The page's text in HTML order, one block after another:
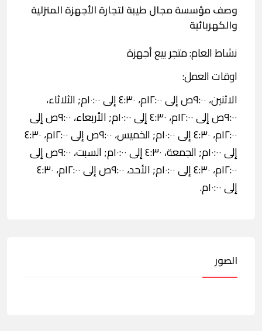
وصف مؤسسة مجال طيبة لتجارة الأجهزة المنزلية
والكهربائية
نشاط العام: متجر بيع أجهزة
اوقات العمل:
الاثنين، ٩:٠٠ص إلى ١٢:٠٠م، ٤:٣٠ إلى ١٠:٠٠م; الثلاثاء،
٩:٠٠ص إلى ١٢:٠٠م، ٤:٣٠ إلى ١٠:٠٠م; الأربعاء، ٩:٠٠ص إلى
١٢:٠٠م، ٤:٣٠ إلى ١٠:٠٠م; الخميس، ٩:٠٠ص إلى ١٢:٠٠م، ٤:٣٠
إلى ١٠:٠٠م; الجمعة، ٤:٣٠ إلى ١٠:٠٠م; السبت، ٩:٠٠ص إلى
١٢:٠٠م، ٤:٣٠ إلى ١٠:٠٠م; الأحد، ٩:٠٠ص إلى ١٢:٠٠م، ٤:٣٠
إلى ١٠:٠٠م.
الصور